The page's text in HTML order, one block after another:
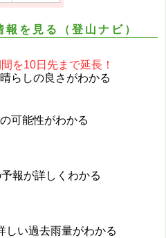
を見る（登山ナビ）
を10日先まで延長！
らしの良さがわかる
可能性がわかる
報が詳しくわかる
しい過去雨量がわかる